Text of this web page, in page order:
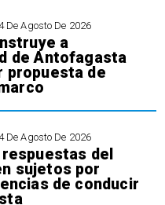
De Agosto De 2026
a
de Antofagasta
propuesta de
De Agosto De 2026
del
sujetos por
de conducir